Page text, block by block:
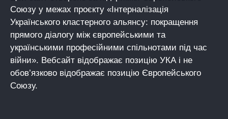
Союзу у межах проєкту «Інтерналізація
Українського кластерного альянсу: покращення
прямого діалогу між європейськими та
українськими професійними спільнотами під час
війни». Вебсайт відображає позицію УКА і не
обов’язково відображає позицію Європейського
Союзу.